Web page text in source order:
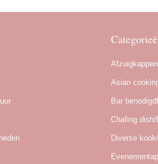
Afzuigkappen
Asian
Bar
Chafing
Diverse